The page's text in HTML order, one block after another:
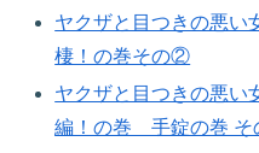
ヤクザと目つきの悪い
棲！の巻その②
ヤクザと目つきの悪い
編！の巻 手錠の巻